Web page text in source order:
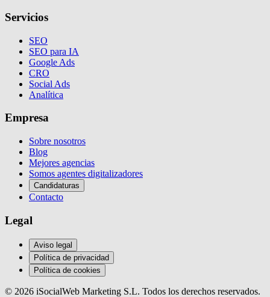
Servicios
SEO
SEO para IA
Google Ads
CRO
Social Ads
Analítica
Empresa
Sobre nosotros
Blog
Mejores agencias
Somos agentes digitalizadores
Candidaturas
Contacto
Legal
Aviso legal
Política de privacidad
Política de cookies
© 2026 iSocialWeb Marketing S.L. Todos los derechos reservados.